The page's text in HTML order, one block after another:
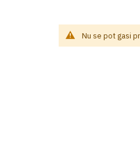
Nu se pot gasi